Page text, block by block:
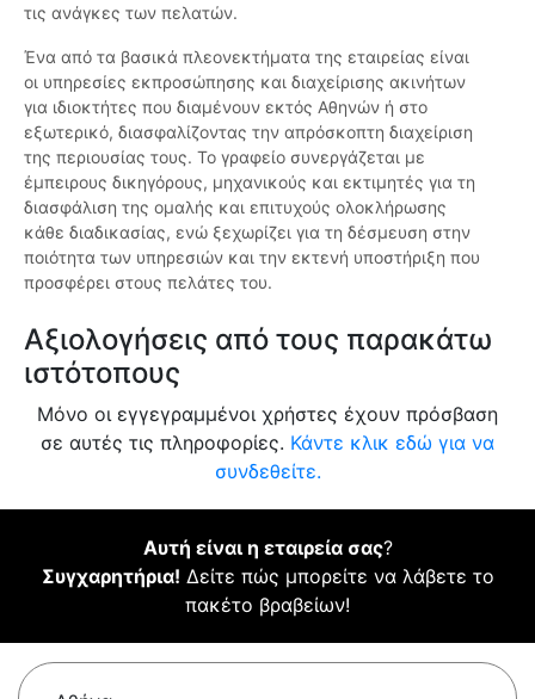
τις ανάγκες των πελατών.
Ένα από τα βασικά πλεονεκτήματα της εταιρείας είναι
οι υπηρεσίες εκπροσώπησης και διαχείρισης ακινήτων
για ιδιοκτήτες που διαμένουν εκτός Αθηνών ή στο
εξωτερικό, διασφαλίζοντας την απρόσκοπτη διαχείριση
της περιουσίας τους. Το γραφείο συνεργάζεται με
έμπειρους δικηγόρους, μηχανικούς και εκτιμητές για τη
διασφάλιση της ομαλής και επιτυχούς ολοκλήρωσης
κάθε διαδικασίας, ενώ ξεχωρίζει για τη δέσμευση στην
ποιότητα των υπηρεσιών και την εκτενή υποστήριξη που
προσφέρει στους πελάτες του.
Αξιολογήσεις από τους παρακάτω
ιστότοπους
Μόνο οι εγγεγραμμένοι χρήστες έχουν πρόσβαση
σε αυτές τις πληροφορίες. Κάντε κλικ εδώ για να
συνδεθείτε.
Αυτή είναι η εταιρεία σας?
Συγχαρητήρια! Δείτε πώς μπορείτε να λάβετε το
πακέτο βραβείων!